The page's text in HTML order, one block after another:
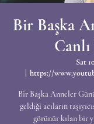
Bir Başka
Canlı
Sat
https://
Bir Başka Anneler
geldiği acıların
görünür kılan bir